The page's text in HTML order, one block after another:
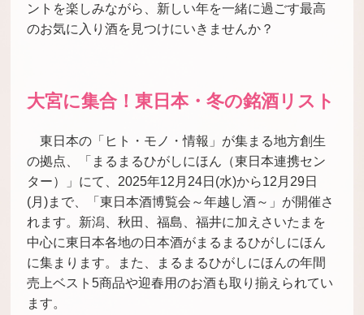
ントを楽しみながら、新しい年を一緒に過ごす最高
のお気に入り酒を見つけにいきませんか？
大宮に集合！東日本・冬の銘酒リスト
東日本の「ヒト・モノ・情報」が集まる地方創生
の拠点、「まるまるひがしにほん（東日本連携セン
ター）」にて、2025年12月24日(水)から12月29日
(月)まで、「東日本酒博覧会～年越し酒～」が開催さ
れます。新潟、秋田、福島、福井に加えさいたまを
中心に東日本各地の日本酒がまるまるひがしにほん
に集まります。また、まるまるひがしにほんの年間
売上ベスト5商品や迎春用のお酒も取り揃えられてい
ます。